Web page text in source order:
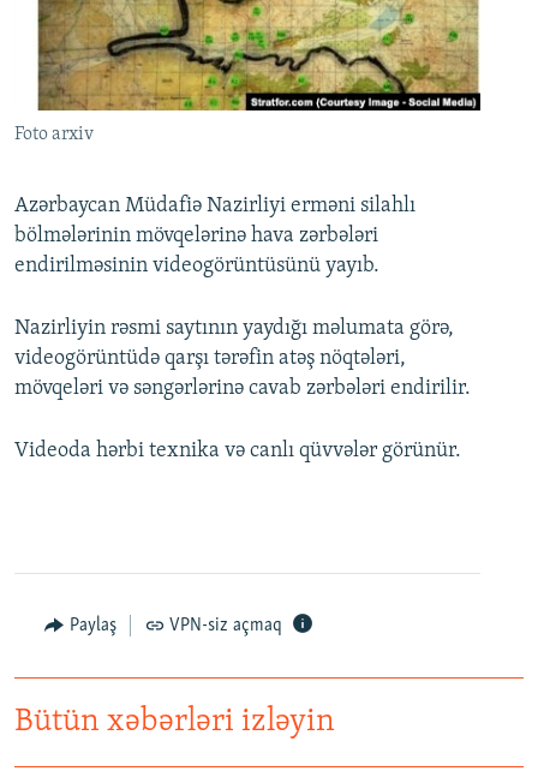
İNFOQRAFIKA
KARIKATURA
AZƏRBAYCAN ƏDƏBIYYATI KITABXANASI
İSLAM VƏ DEMOKRATIYA
MISSIYAMIZ
PEŞƏ ETIKASI VƏ JURNALISTIKA STANDARTLARIMIZ
BIZIMLƏ ƏLAQƏ
XƏBƏR BÜLLETENLƏRIMIZ
BIZI IZLƏ
Foto arxiv
Azərbaycan Müdafiə Nazirliyi erməni silahlı
bölmələrinin mövqelərinə hava zərbələri
endirilməsinin videogörüntüsünü yayıb.
Nazirliyin rəsmi saytının yaydığı məlumata görə,
videogörüntüdə qarşı tərəfin atəş nöqtələri,
mövqeləri və səngərlərinə cavab zərbələri endirilir.
Videoda hərbi texnika və canlı qüvvələr görünür.
Paylaş VPN-siz açmaq
Bütün xəbərləri izləyin